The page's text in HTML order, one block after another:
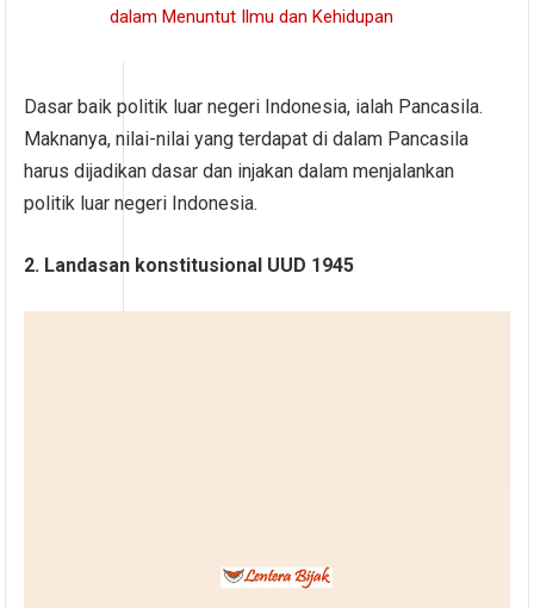
dalam Menuntut Ilmu dan Kehidupan
Dasar baik politik luar negeri Indonesia, ialah Pancasila.
Maknanya, nilai-nilai yang terdapat di dalam Pancasila
harus dijadikan dasar dan injakan dalam menjalankan
politik luar negeri Indonesia.
2. Landasan konstitusional UUD 1945